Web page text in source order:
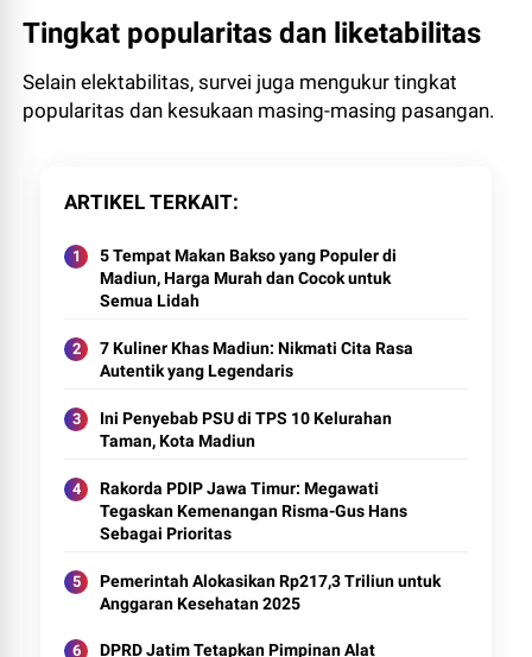
Tingkat popularitas dan liketabilitas
Selain elektabilitas, survei juga mengukur tingkat
popularitas dan kesukaan masing-masing pasangan.
ARTIKEL TERKAIT
5 Tempat Makan Bakso yang Populer di
Madiun, Harga Murah dan Cocok untuk
Semua Lidah
7 Kuliner Khas Madiun: Nikmati Cita Rasa
Autentik yang Legendaris
Ini Penyebab PSU di TPS 10 Kelurahan
Taman, Kota Madiun
Rakorda PDIP Jawa Timur: Megawati
Tegaskan Kemenangan Risma-Gus Hans
Sebagai Prioritas
Pemerintah Alokasikan Rp217,3 Triliun untuk
Anggaran Kesehatan 2025
DPRD Jatim Tetapkan Pimpinan Alat